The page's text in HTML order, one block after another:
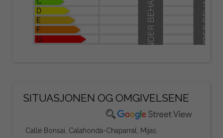
D
E
F
G
SITUASJONEN OG OMGIVELSENE
Calle Bonsai, Calahonda-Chaparral, Mijas.